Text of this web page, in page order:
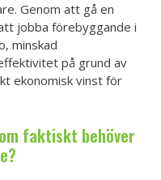
Genom att gå en
jobba förebyggande i
minskad
på grund av
ekonomisk vinst för
faktiskt behöver